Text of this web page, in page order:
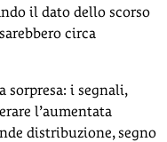
il dato dello scorso
circa
sorpresa: i segnali,
l’aumentata
distribuzione, segno